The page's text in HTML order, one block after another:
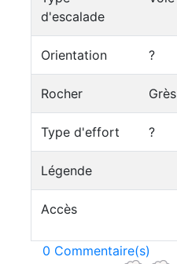
d'escalade
Orientation ?
Rocher Grès
Type d'effort ?
Légende
Accès
0 Commentaire(s)